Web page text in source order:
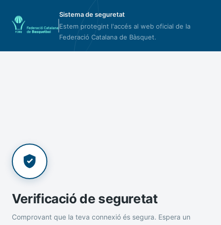
Sistema de seguretat
Estem protegint l'accés al web oficial de la
Federació Catalana de Bàsquet.
Verificació de seguretat
Comprovant que la teva connexió és segura. Espera un